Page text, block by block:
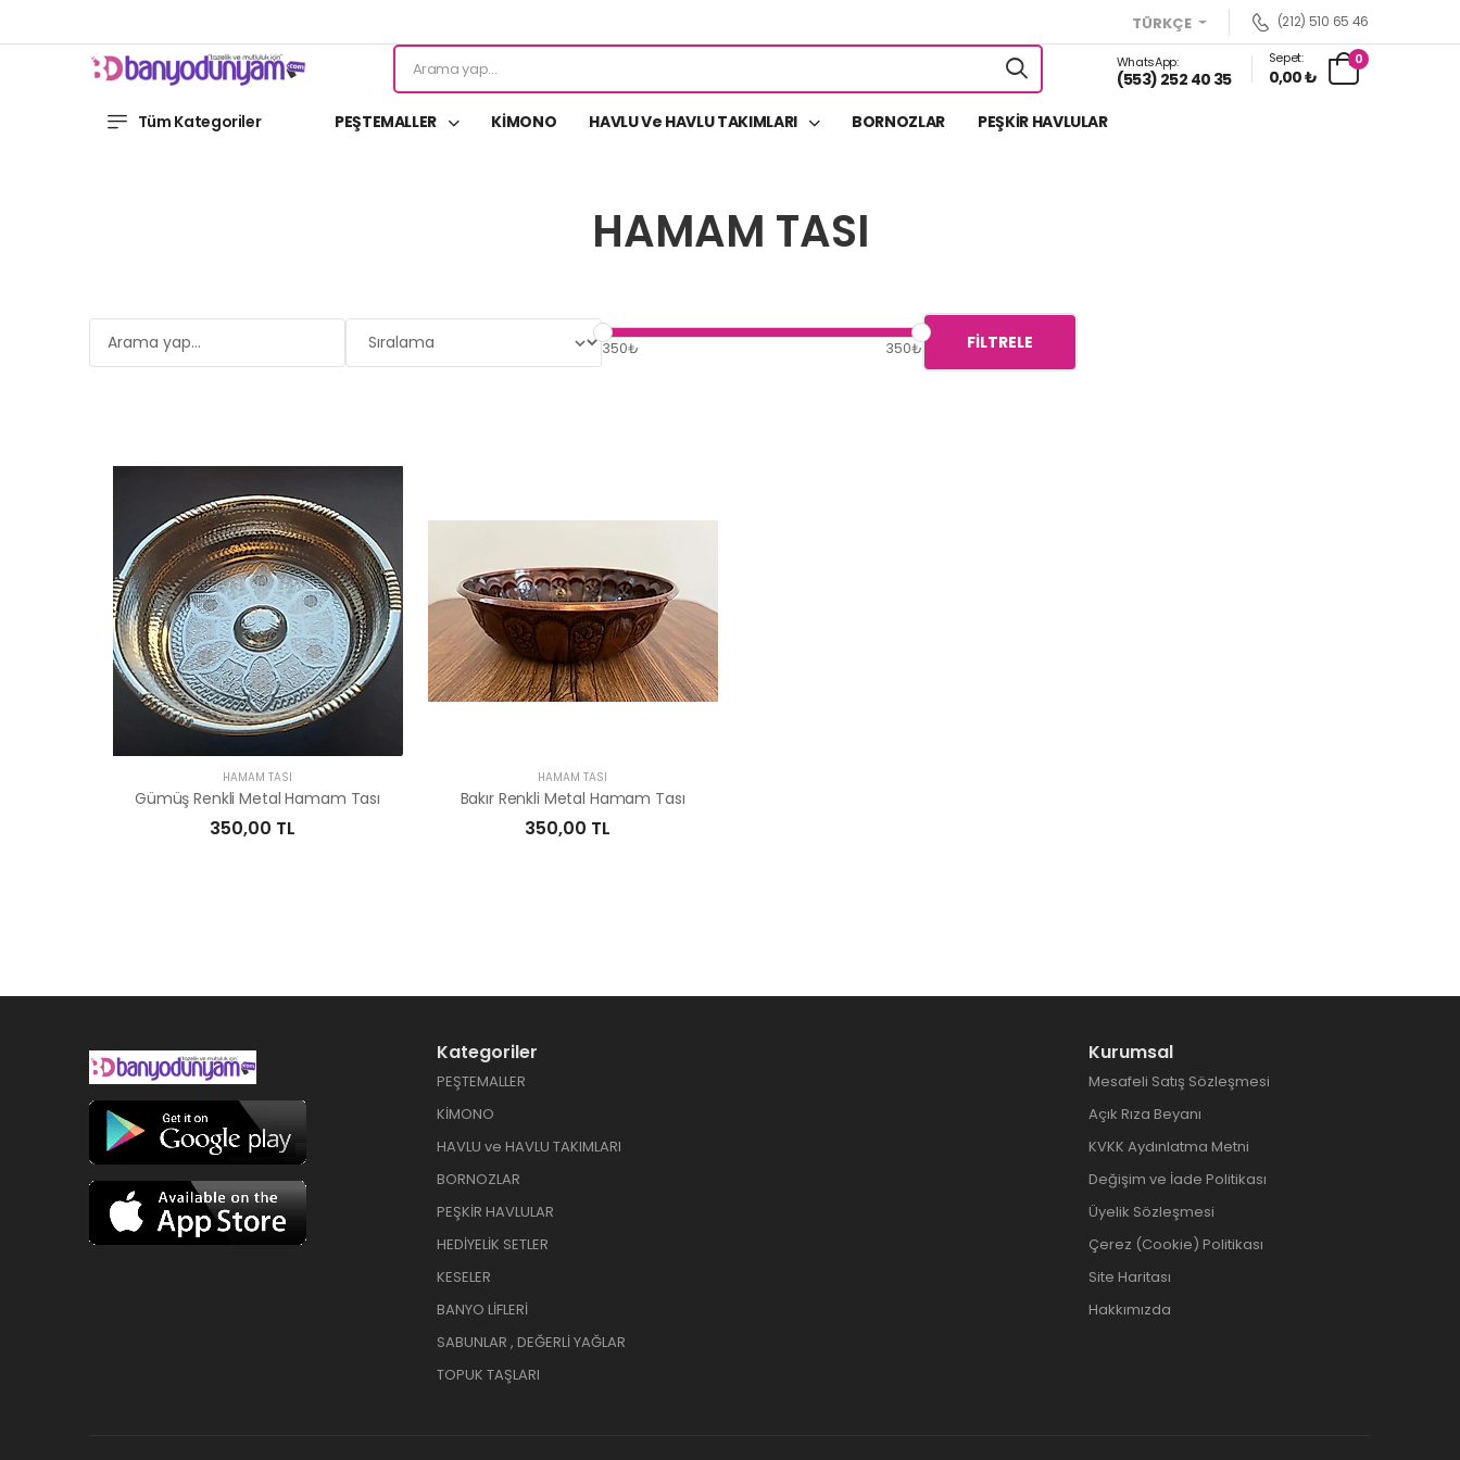
TÜRKÇE (212) 510 65 46
WhatsApp:
(553) 252 40 35
Sepet:
0,00 ₺
0
Tüm Kategoriler PEŞTEMALLER KİMONO HAVLU Ve HAVLU TAKIMLARI BORNOZLAR PEŞKİR HAVLULAR
HAMAM TASI
350₺ 350₺ FILTRELE
HAMAM TASI
Gümüş Renkli Metal Hamam Tası
350,00 TL
HAMAM TASI
Bakır Renkli Metal Hamam Tası
350,00 TL
Kategoriler
PEŞTEMALLER
KİMONO
HAVLU ve HAVLU TAKIMLARI
BORNOZLAR
PEŞKİR HAVLULAR
HEDİYELİK SETLER
KESELER
BANYO LİFLERİ
SABUNLAR , DEĞERLİ YAĞLAR
TOPUK TAŞLARI
Kurumsal
Mesafeli Satış Sözleşmesi
Açık Rıza Beyanı
KVKK Aydınlatma Metni
Değişim ve İade Politikası
Üyelik Sözleşmesi
Çerez (Cookie) Politikası
Site Haritası
Hakkımızda